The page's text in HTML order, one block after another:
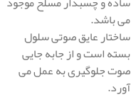
می باشد.
ساختار عایق صوتی سلول
بسته است و از جابه جایی
صوت جلوگیری به عمل می
آورد.